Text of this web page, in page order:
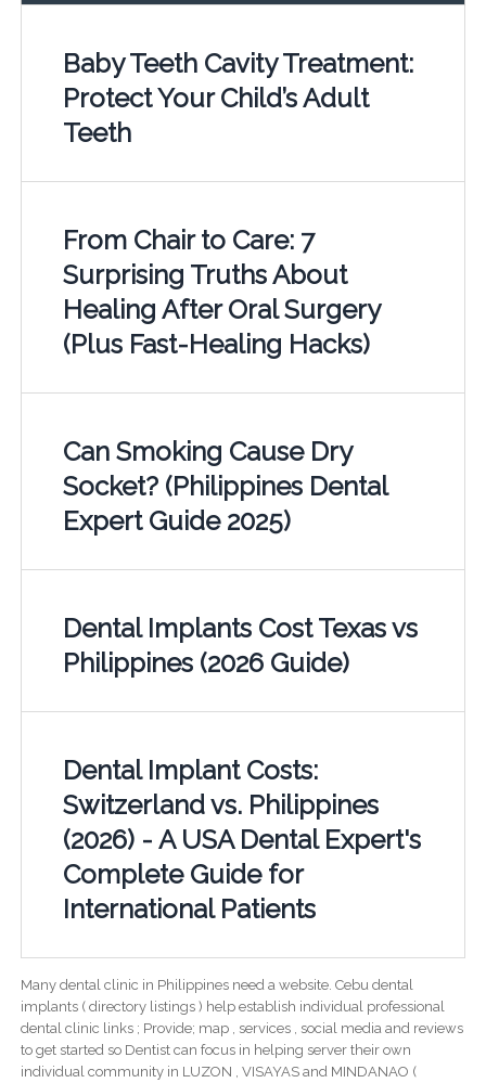
Baby Teeth Cavity Treatment:
Protect Your Child’s Adult
Teeth
From Chair to Care: 7
Surprising Truths About
Healing After Oral Surgery
(Plus Fast-Healing Hacks)
Can Smoking Cause Dry
Socket? (Philippines Dental
Expert Guide 2025)
Dental Implants Cost Texas vs
Philippines (2026 Guide)
Dental Implant Costs:
Switzerland vs. Philippines
(2026) - A USA Dental Expert's
Complete Guide for
International Patients
Many dental clinic in Philippines need a website. Cebu dental
implants ( directory listings ) help establish individual professional
dental clinic links ; Provide; map , services , social media and reviews
to get started so Dentist can focus in helping server their own
individual community in LUZON , VISAYAS and MINDANAO (